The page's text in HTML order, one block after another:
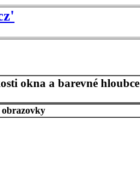
okna a barevné hloubce
obrazovky